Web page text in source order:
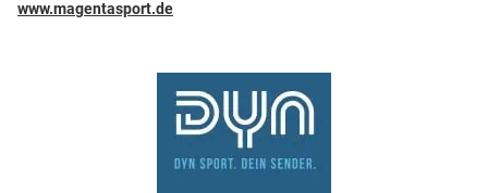
www.magentasport.de